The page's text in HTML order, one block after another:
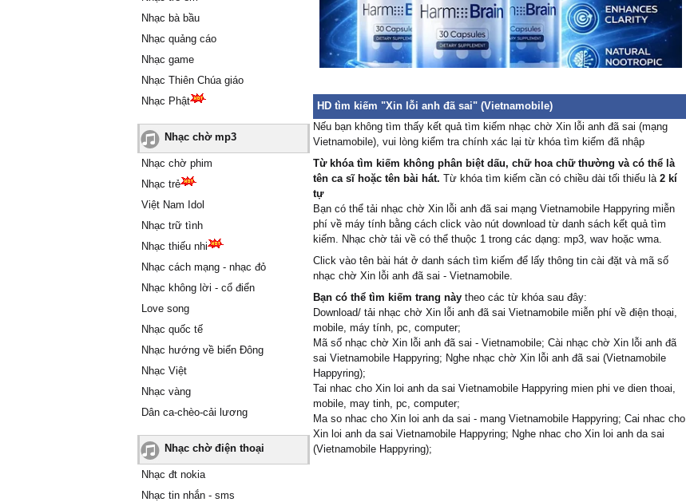
Nhạc bà bầu
Nhạc quảng cáo
Nhạc game
Nhạc Thiên Chúa giáo
Nhạc Phật
Nhạc chờ mp3
Nhạc chờ phim
Nhạc trẻ
Việt Nam Idol
Nhạc trữ tình
Nhạc thiếu nhi
Nhạc cách mạng - nhạc đỏ
Nhạc không lời - cổ điển
Love song
Nhạc quốc tế
Nhạc hướng về biển Đông
Nhạc Việt
Nhạc vàng
Dân ca-chèo-cải lương
Nhạc chờ điện thoại
Nhạc đt nokia
Nhạc tin nhắn - sms
HD tìm kiếm "Xin lỗi anh đã sai" (Vietnamobile)
Nếu bạn không tìm thấy kết quả tìm kiếm nhạc chờ Xin lỗi anh đã sai (mạng
Vietnamobile), vui lòng kiểm tra chính xác lại từ khóa tìm kiếm đã nhập
Từ khóa tìm kiếm không phân biệt dấu, chữ hoa chữ thường và có thể là
tên ca sĩ hoặc tên bài hát. Từ khóa tìm kiếm cần có chiều dài tối thiếu là 2 kí
tự
Bạn có thể tải nhạc chờ Xin lỗi anh đã sai mạng Vietnamobile Happyring miễn
phí về máy tính bằng cách click vào nút download từ danh sách kết quả tìm
kiếm. Nhạc chờ tải về có thể thuộc 1 trong các dạng: mp3, wav hoặc wma.
Click vào tên bài hát ở danh sách tìm kiếm để lấy thông tin cài đặt và mã số
nhạc chờ Xin lỗi anh đã sai - Vietnamobile.
Bạn có thể tìm kiếm trang này theo các từ khóa sau đây:
Download/ tải nhạc chờ Xin lỗi anh đã sai Vietnamobile miễn phí về điện thoại,
mobile, máy tính, pc, computer;
Mã số nhạc chờ Xin lỗi anh đã sai - Vietnamobile; Cài nhạc chờ Xin lỗi anh đã
sai Vietnamobile Happyring; Nghe nhạc chờ Xin lỗi anh đã sai (Vietnamobile
Happyring);
Tai nhac cho Xin loi anh da sai Vietnamobile Happyring mien phi ve dien thoai,
mobile, may tinh, pc, computer;
Ma so nhac cho Xin loi anh da sai - mang Vietnamobile Happyring; Cai nhac cho
Xin loi anh da sai Vietnamobile Happyring; Nghe nhac cho Xin loi anh da sai
(Vietnamobile Happyring);